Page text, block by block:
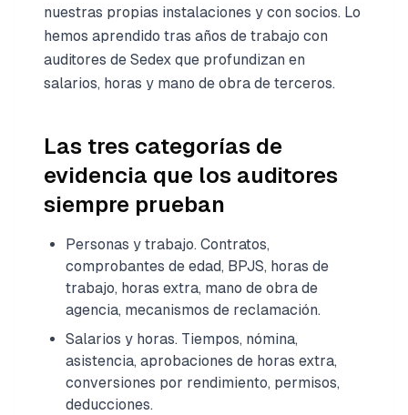
nuestras propias instalaciones y con socios. Lo
hemos aprendido tras años de trabajo con
auditores de Sedex que profundizan en
salarios, horas y mano de obra de terceros.
Las tres categorías de
evidencia que los auditores
siempre prueban
Personas y trabajo. Contratos,
comprobantes de edad, BPJS, horas de
trabajo, horas extra, mano de obra de
agencia, mecanismos de reclamación.
Salarios y horas. Tiempos, nómina,
asistencia, aprobaciones de horas extra,
conversiones por rendimiento, permisos,
deducciones.